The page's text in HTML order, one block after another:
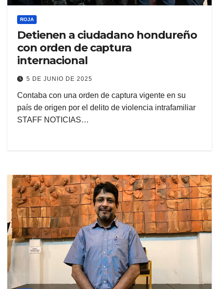
ROJA
Detienen a ciudadano hondureño
con orden de captura
internacional
5 DE JUNIO DE 2025
Contaba con una orden de captura vigente en su
país de origen por el delito de violencia intrafamiliar
STAFF NOTICIAS…